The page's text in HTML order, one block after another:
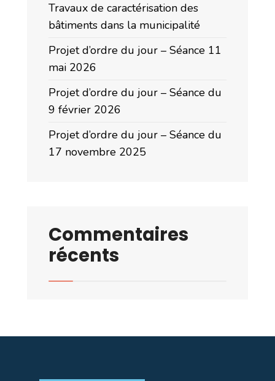
Travaux de caractérisation des
bâtiments dans la municipalité
Projet d’ordre du jour – Séance 11
mai 2026
Projet d’ordre du jour – Séance du
9 février 2026
Projet d’ordre du jour – Séance du
17 novembre 2025
Commentaires
récents